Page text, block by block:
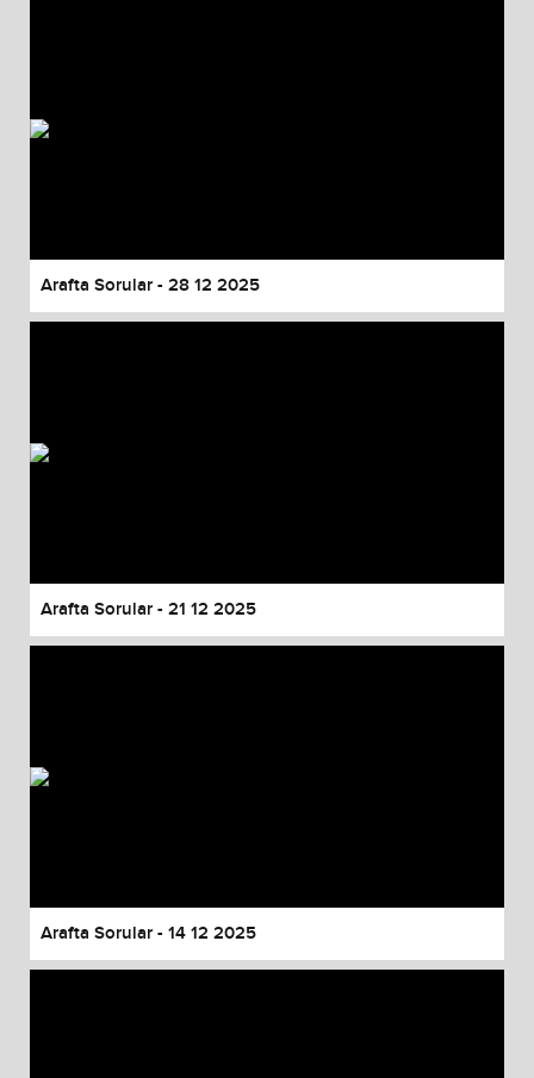
Arafta Sorular - 28 12 2025
Arafta Sorular - 21 12 2025
Arafta Sorular - 14 12 2025